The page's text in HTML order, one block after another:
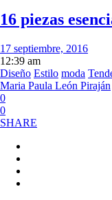
16 piezas
17 septiembre, 2016
12:39 am
Diseño Estilo moda
Maria Paula León Piraján
0
0
SHARE